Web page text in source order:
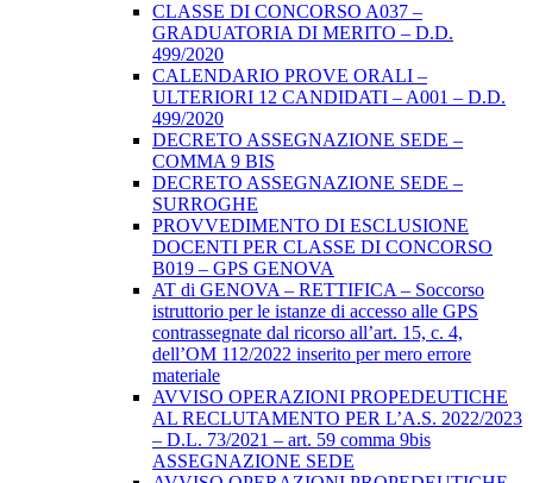
CLASSE DI CONCORSO A037 –
GRADUATORIA DI MERITO – D.D.
499/2020
CALENDARIO PROVE ORALI –
ULTERIORI 12 CANDIDATI – A001 – D.D.
499/2020
DECRETO ASSEGNAZIONE SEDE –
COMMA 9 BIS
DECRETO ASSEGNAZIONE SEDE –
SURROGHE
PROVVEDIMENTO DI ESCLUSIONE
DOCENTI PER CLASSE DI CONCORSO
B019 – GPS GENOVA
AT di GENOVA – RETTIFICA – Soccorso
istruttorio per le istanze di accesso alle GPS
contrassegnate dal ricorso all’art. 15, c. 4,
dell’OM 112/2022 inserito per mero errore
materiale
AVVISO OPERAZIONI PROPEDEUTICHE
AL RECLUTAMENTO PER L’A.S. 2022/2023
– D.L. 73/2021 – art. 59 comma 9bis
ASSEGNAZIONE SEDE